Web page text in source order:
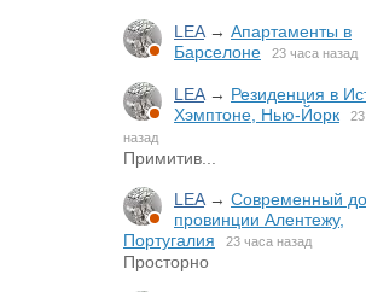
LEA→ Апартаменты в
Барселоне
23 часа назад
LEA→ Резиденция в
Хэмптоне, Нью-Йорк
назад
Примитив...
LEA→ Современный
провинции Алентежу,
Португалия
23 часа назад
Просторно